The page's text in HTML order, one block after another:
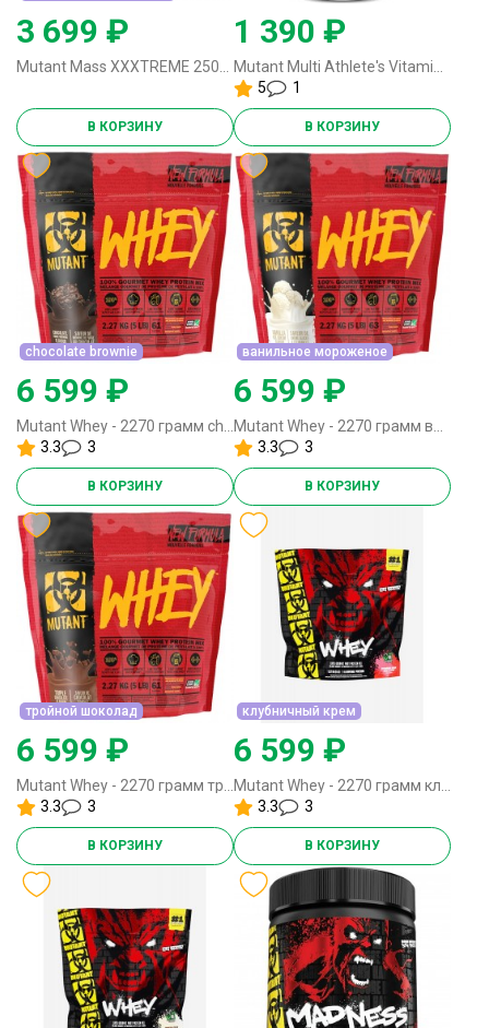
3 699 ₽
В КОРЗИНУ
1 390 ₽
5
1
В КОРЗИНУ
chocolate brownie
6 599 ₽
3.3
3
В КОРЗИНУ
ванильное мороженое
6 599 ₽
3.3
3
В КОРЗИНУ
тройной шоколад
6 599 ₽
3.3
3
В КОРЗИНУ
клубничный крем
6 599 ₽
3.3
3
В КОРЗИНУ